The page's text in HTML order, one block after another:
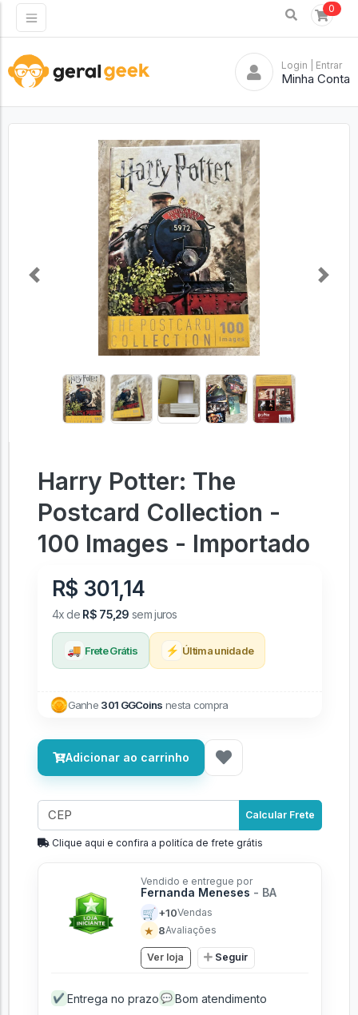
0
Login | Entrar
Minha Conta
Previous Next
Harry Potter: The
Postcard Collection -
100 Images - Importado
R$ 301,14
4x de R$ 75,29 sem juros
🚚 Frete Grátis ⚡ Última unidade
Ganhe 301 GGCoins nesta compra
Adicionar ao carrinho
Calcular Frete
Clique aqui e confira a politíca de frete grátis
Vendido e entregue por
Fernanda Meneses - BA
🛒 +10Vendas
★ 8Avaliações
Ver loja Seguir
✔ Entrega no prazo 💬 Bom atendimento